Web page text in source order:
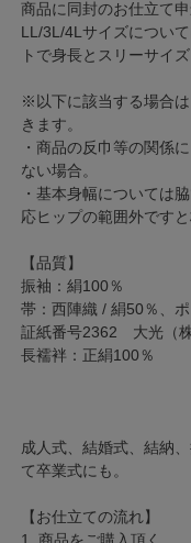
商品に同封のお仕立て
LL/3L/4Lサイズについ
トで身長とスリーサイ
※以下に該当する場合
きます。
・商品の反巾等の関係
ない場合。
・基本身幅については
応ヒップの範囲外です
【品質】
振袖：絹100％
帯：西陣織 / 絹50％、
証紙番号2362 大光（
長襦袢：正絹100％
成人式、結婚式、結納
て卒業式にも。
【お仕立ての流れ】